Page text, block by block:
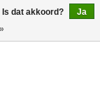
/ Registreren
dat akkoord?
Ja